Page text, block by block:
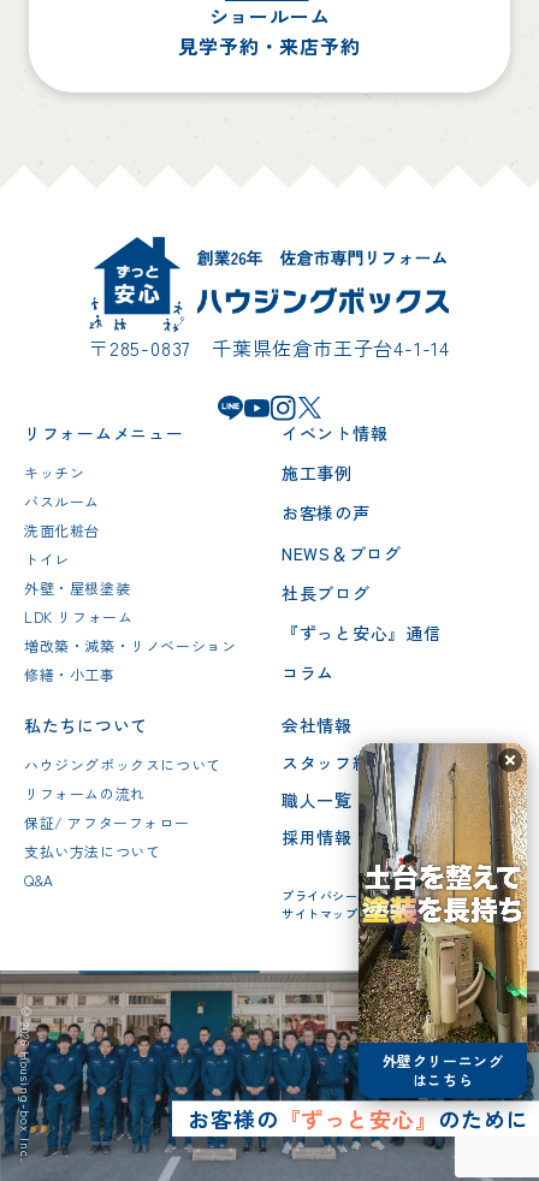
ショールーム
見学予約・来店予約
〒285-0837 千葉県佐倉市王子台4-1-14
リフォームメニュー
キッチン
バスルーム
洗面化粧台
トイレ
外壁・屋根塗装
LDK リフォーム
増改築・減築・リノベーション
修繕・小工事
イベント情報
施工事例
お客様の声
NEWS＆ブログ
社長ブログ
『ずっと安心』通信
コラム
私たちについて
ハウジングボックスについて
リフォームの流れ
保証/ アフターフォロー
支払い方法について
Q&A
会社情報
スタッフ紹介
職人一覧
採用情報
プライバシーポリシー
サイトマップ
お客様の 『ずっと安心』のために
© 2026 Housing-box Inc.
外壁クリーニング
はこちら